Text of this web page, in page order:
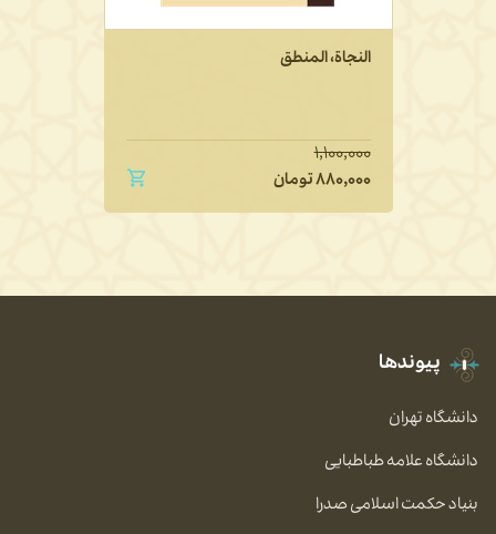
النجاة، المنطق
۱,۱۰۰,۰۰۰
۸۸۰,۰۰۰تومان
پیوندها
دانشگاه تهران
دانشگاه علامه طباطبایی
بنیاد حکمت اسلامی صدرا